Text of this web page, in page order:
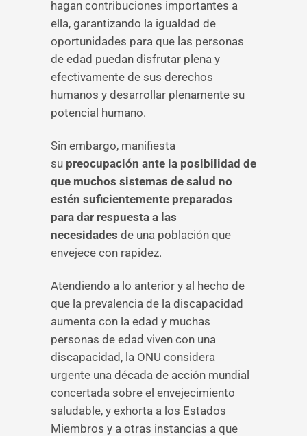
hagan contribuciones importantes a
ella, garantizando la igualdad de
oportunidades para que las personas
de edad puedan disfrutar plena y
efectivamente de sus derechos
humanos y desarrollar plenamente su
potencial humano.
Sin embargo, manifiesta
su preocupación ante la posibilidad de
que muchos sistemas de salud no
estén suficientemente preparados
para dar respuesta a las
necesidades de una población que
envejece con rapidez.
Atendiendo a lo anterior y al hecho de
que la prevalencia de la discapacidad
aumenta con la edad y muchas
personas de edad viven con una
discapacidad, la ONU considera
urgente una década de acción mundial
concertada sobre el envejecimiento
saludable, y exhorta a los Estados
Miembros y a otras instancias a que